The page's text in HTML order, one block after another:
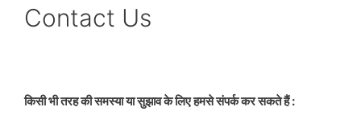
Contact Us
किसी भी तरह की समस्या या सुझाव के लिए हमसे संपर्क कर सकते हैं :